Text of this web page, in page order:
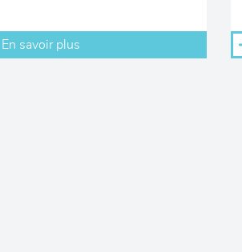
En savoir plus